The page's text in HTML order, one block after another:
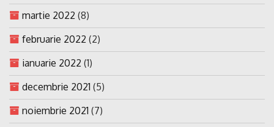
martie 2022 (8)
februarie 2022 (2)
ianuarie 2022 (1)
decembrie 2021 (5)
noiembrie 2021 (7)